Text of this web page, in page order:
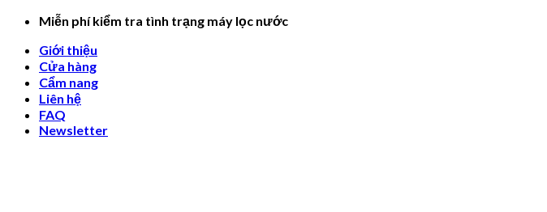
Skip
content
Miễn phí kiểm tra tình trạng máy lọc nước
Giới thiệu
Cửa hàng
Cẩm nang
Liên hệ
FAQ
Newsletter